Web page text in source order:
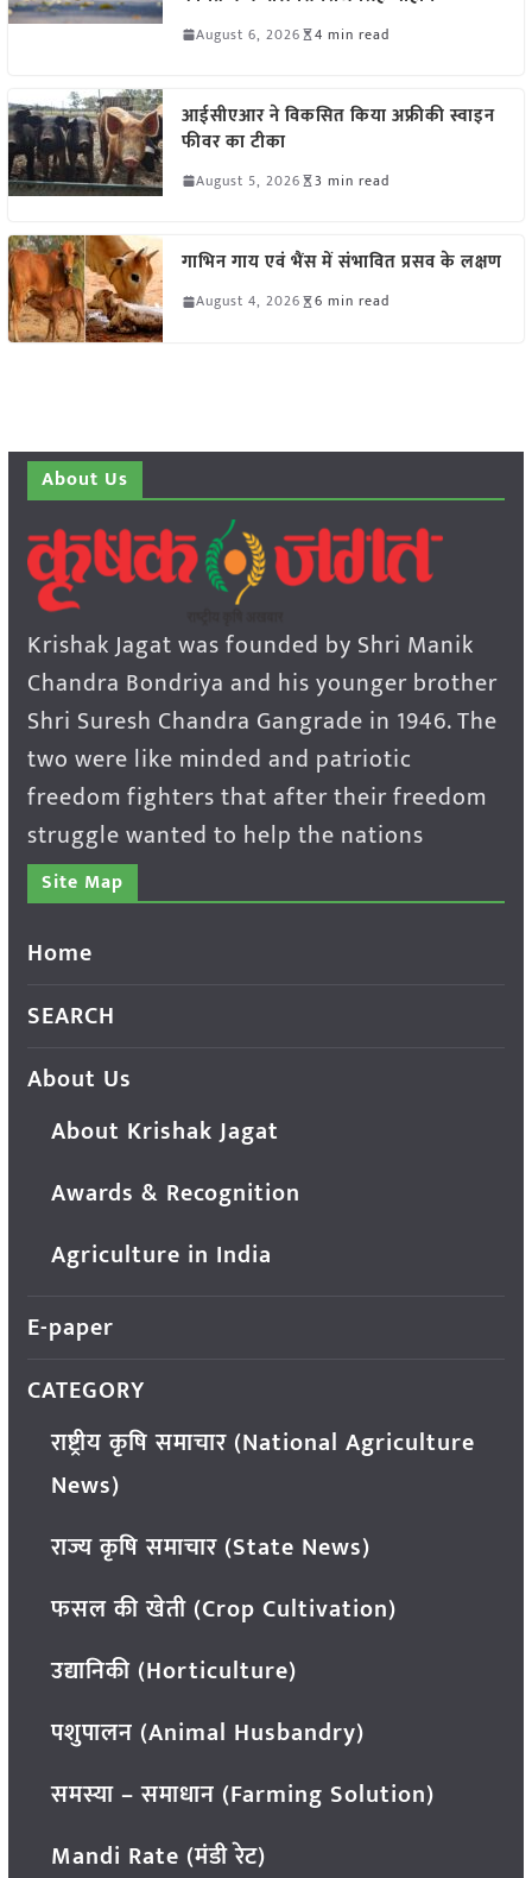
August 6, 2026 4 min read
आईसीएआर ने विकसित किया अफ्रीकी स्वाइन
फीवर का टीका
August 5, 2026 3 min read
गाभिन गाय एवं भैंस में संभावित प्रसव के लक्षण
August 4, 2026 6 min read
About Us
Krishak Jagat was founded by Shri Manik
Chandra Bondriya and his younger brother
Shri Suresh Chandra Gangrade in 1946. The
two were like minded and patriotic
freedom fighters that after their freedom
struggle wanted to help the nations
Site Map
Home
SEARCH
About Us
About Krishak Jagat
Awards & Recognition
Agriculture in India
E-paper
CATEGORY
राष्ट्रीय कृषि समाचार (National Agriculture
News)
राज्य कृषि समाचार (State News)
फसल की खेती (Crop Cultivation)
उद्यानिकी (Horticulture)
पशुपालन (Animal Husbandry)
समस्या – समाधान (Farming Solution)
Mandi Rate (मंडी रेट)